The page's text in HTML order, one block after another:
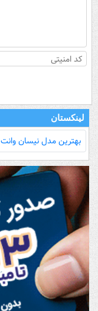
لینکستان
بهترین مدل‌ نیسان وانت